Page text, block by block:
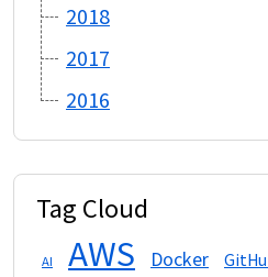
2018
2017
2016
Tag Cloud
AI AWS Docker